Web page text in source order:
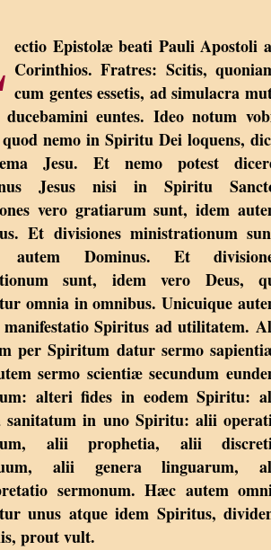
ectio Epistolæ beati Pauli Apostoli
Corinthios. Fratres: Scitis,
cum gentes essetis, ad simulacra
euntes. Ideo notum
nemo in Spiritu Dei loquens,
Jesu. Et nemo potest
Jesus nisi in Spiritu
vero gratiarum sunt, idem
Et divisiones ministrationum
autem Dominus. Et
sunt, idem vero Deus,
omnia in omnibus. Unicuique
Spiritus ad utilitatem.
per Spiritum datur sermo
sermo scientiæ secundum
alteri fides in eodem Spiritu:
sanitatum in uno Spiritu: alii
alii prophetia, alii
alii genera linguarum,
sermonum. Hæc autem
unus atque idem Spiritus,
prout vult.